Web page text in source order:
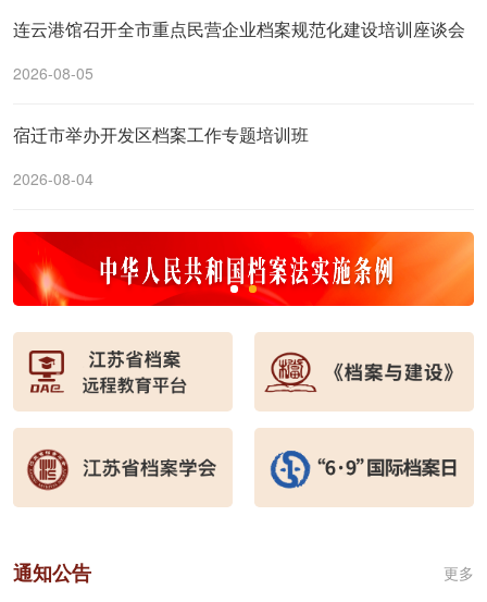
连云港馆召开全市重点民营企业档案规范化建设培训座谈会
2026-08-05
宿迁市举办开发区档案工作专题培训班
2026-08-04
通知公告 更多